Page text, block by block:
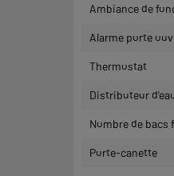
Ambiance de
Alarme porte
Thermostat
Distributeur
Nombre de bacs
Porte-canette